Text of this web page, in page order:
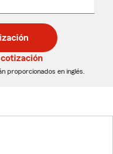
proporcionados en inglés.